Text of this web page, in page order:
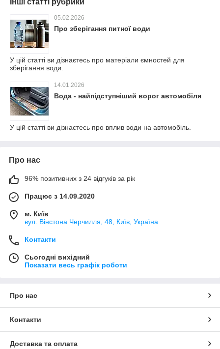
Інші статті рубрики
05.02.2026
Про зберігання питної води
У цій статті ви дізнаєтесь про матеріали ємностей для
зберігання води.
14.01.2026
Вода - найпідступніший ворог автомобіля
У цій статті ви дізнаєтесь про вплив води на автомобіль.
Про нас
96% позитивних з 24 відгуків за рік
Працює з 14.09.2020
м. Київ
вул. Вінстона Черчилля, 48, Київ, Україна
Контакти
Сьогодні вихідний
Показати весь графік роботи
Про нас
Контакти
Доставка та оплата